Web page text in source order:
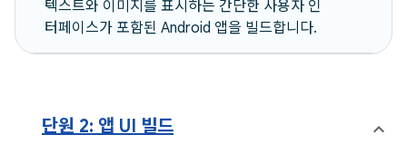
텍스트와 이미지를 표시하는 간단한 사용자 인
터페이스가 포함된 Android 앱을 빌드합니다.
단원 2: 앱 UI 빌드